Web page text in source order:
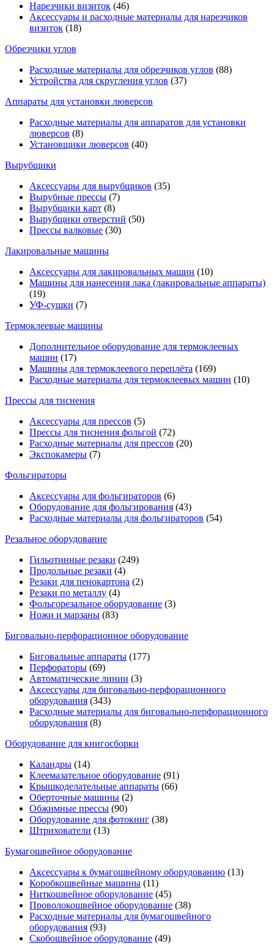
Нарезчики визиток (46)
Аксессуары и расходные материалы для нарезчиков
визиток (18)
Обрезчики углов
Расходные материалы для обрезчиков углов (88)
Устройства для скругления углов (37)
Аппараты для установки люверсов
Расходные материалы для аппаратов для установки
люверсов (8)
Установщики люверсов (40)
Вырубщики
Аксессуары для вырубщиков (35)
Вырубные прессы (7)
Вырубщики карт (8)
Вырубщики отверстий (50)
Прессы валковые (30)
Лакировальные машины
Аксессуары для лакировальных машин (10)
Машины для нанесения лака (лакировальные аппараты)
(19)
УФ-сушки (7)
Термоклеевые машины
Дополнительное оборудование для термоклеевых
машин (17)
Машины для термоклеевого переплёта (169)
Расходные материалы для термоклеевых машин (10)
Прессы для тиснения
Аксессуары для прессов (5)
Прессы для тиснения фольгой (72)
Расходные материалы для прессов (20)
Экспокамеры (7)
Фольгираторы
Аксессуары для фольгираторов (6)
Оборудование для фольгирования (43)
Расходные материалы для фольгираторов (54)
Резальное оборудование
Гильотинные резаки (249)
Продольные резаки (4)
Резаки для пенокартона (2)
Резаки по металлу (4)
Фольгорезальное оборудование (3)
Ножи и марзаны (83)
Биговально-перфорационное оборудование
Биговальные аппараты (177)
Перфораторы (69)
Автоматические линии (3)
Аксессуары для биговально-перфорационного
оборудования (343)
Расходные материалы для биговально-перфорационного
оборудования (8)
Оборудование для книгосборки
Каландры (14)
Клеемазательное оборудование (91)
Крышкоделательные аппараты (66)
Оберточные машины (2)
Обжимные прессы (90)
Оборудование для фотокниг (38)
Штрихователи (13)
Бумагошвейное оборудование
Аксессуары к бумагошвейному оборудованию (13)
Коробкошвейные машины (11)
Ниткошвейное оборудование (45)
Проволокошвейное оборудование (38)
Расходные материалы для бумагошвейного
оборудования (93)
Скобошвейное оборудование (49)